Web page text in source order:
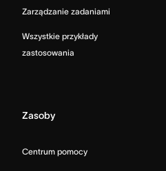
Zarządzanie zadaniami
Wszystkie przykłady
zastosowania
Zasoby
Centrum pomocy